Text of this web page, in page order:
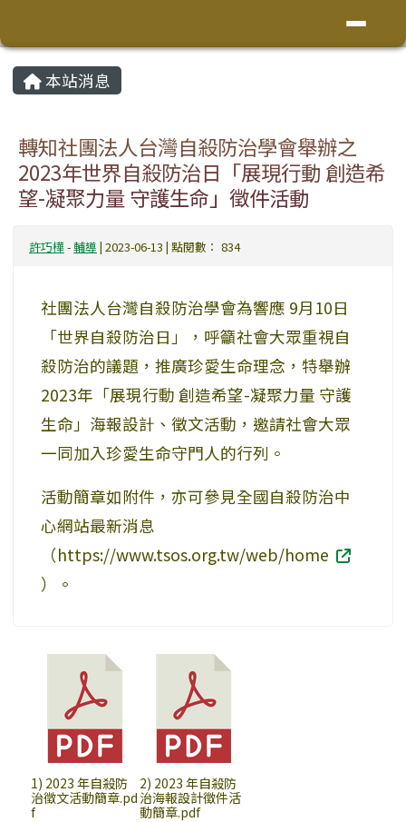
主內容區域
本站消息
轉知社團法人台灣自殺防治學會舉辦之
2023年世界自殺防治日「展現行動 創造希
望-凝聚力量 守護生命」徵件活動
許巧樺-輔導 | 2023-06-13 | 點閱數： 834
社團法人台灣自殺防治學會為響應 9月10日
「世界自殺防治日」，呼籲社會大眾重視自
殺防治的議題，推廣珍愛生命理念，特舉辦
2023年「展現行動 創造希望-凝聚力量 守護
生命」海報設計、徵文活動，邀請社會大眾
一同加入珍愛生命守門人的行列。
活動簡章如附件，亦可參見全國自殺防治中
心網站最新消息
（https://www.tsos.org.tw/web/home
）。
1) 2023 年自殺防
治徵文活動簡章.pd
f
2) 2023 年自殺防
治海報設計徵件活
動簡章.pdf
頁尾區域